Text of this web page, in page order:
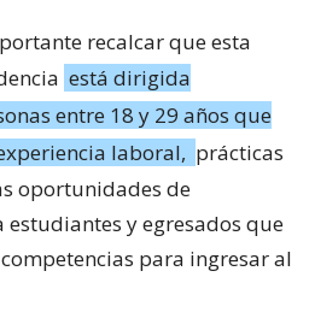
recalcar que esta
está dirigida
entre 18 y 29 años que
laboral, prácticas
oportunidades de
y egresados que
para ingresar al